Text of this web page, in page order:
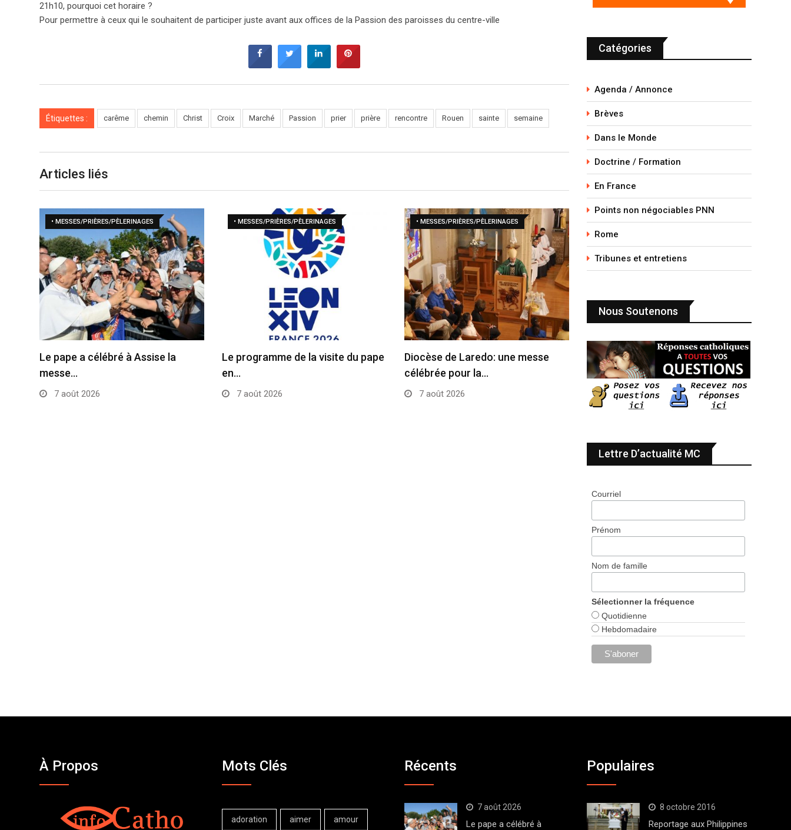
21h10, pourquoi cet horaire ?
Pour permettre à ceux qui le souhaitent de participer juste avant aux offices de la Passion des paroisses du centre-ville
Étiquettes : carême chemin Christ Croix Marché Passion prier prière rencontre Rouen sainte semaine
Articles liés
• MESSES/PRIÈRES/PÈLERINAGES
Le pape a célébré à Assise la
messe…
7 août 2026
• MESSES/PRIÈRES/PÈLERINAGES
Le programme de la visite du pape
en…
7 août 2026
• MESSES/PRIÈRES/PÈLERINAGES
Diocèse de Laredo: une messe
célébrée pour la…
7 août 2026
Catégories
Agenda / Annonce
Brèves
Dans le Monde
Doctrine / Formation
En France
Points non négociables PNN
Rome
Tribunes et entretiens
Nous Soutenons
Lettre D’actualité MC
Courriel
Prénom
Nom de famille
Sélectionner la fréquence
Quotidienne
Hebdomadaire
À Propos Mots Clés
adoration aimer amour
Récents
7 août 2026
Le pape a célébré à
Populaires
8 octobre 2016
Reportage aux Philippines